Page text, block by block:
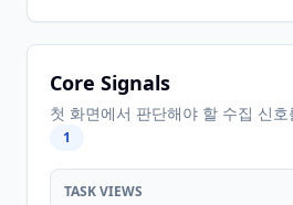
Core Signals
첫 화면에서 판단해야 할 수집 신
1
TASK VIEWS